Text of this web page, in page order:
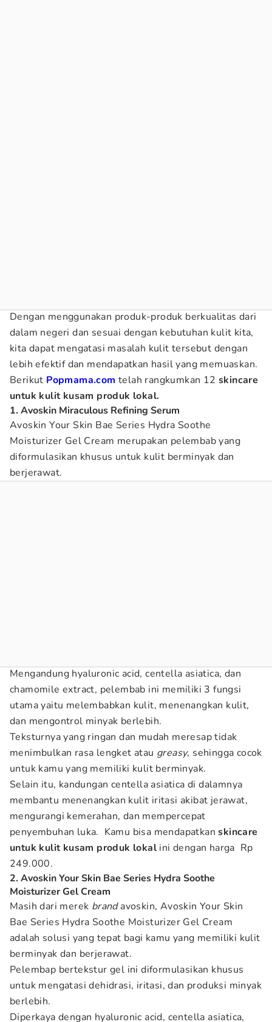
Dengan menggunakan produk-produk berkualitas dari
dalam negeri dan sesuai dengan kebutuhan kulit kita,
kita dapat mengatasi masalah kulit tersebut dengan
lebih efektif dan mendapatkan hasil yang memuaskan.
Berikut Popmama.com telah rangkumkan 12skincare
untuk kulit kusam produk lokal.
1. Avoskin Miraculous Refining Serum
Avoskin Your Skin Bae Series Hydra Soothe
Moisturizer Gel Cream merupakan pelembab yang
diformulasikan khusus untuk kulit berminyak dan
berjerawat.
Mengandung hyaluronic acid, centella asiatica, dan
chamomile extract, pelembab ini memiliki 3 fungsi
utama yaitu melembabkan kulit, menenangkan kulit,
dan mengontrol minyak berlebih.
Teksturnya yang ringan dan mudah meresap tidak
menimbulkan rasa lengket atau greasy, sehingga cocok
untuk kamu yang memiliki kulit berminyak.
Selain itu, kandungan centella asiatica di dalamnya
membantu menenangkan kulit iritasi akibat jerawat,
mengurangi kemerahan, dan mempercepat
penyembuhan luka. Kamu bisa mendapatkanskincare
untuk kulit kusam produk lokal ini dengan harga Rp
249.000.
2. Avoskin Your Skin Bae Series Hydra Soothe
Moisturizer Gel Cream
Masih dari merek brandavoskin, Avoskin Your Skin
Bae Series Hydra Soothe Moisturizer Gel Cream
adalah solusi yang tepat bagi kamu yang memiliki kulit
berminyak dan berjerawat.
Pelembap bertekstur gel ini diformulasikan khusus
untuk mengatasi dehidrasi, iritasi, dan produksi minyak
berlebih.
Diperkaya dengan hyaluronic acid, centella asiatica,